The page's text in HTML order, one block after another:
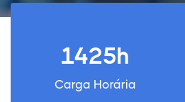
1425h
Carga Horária